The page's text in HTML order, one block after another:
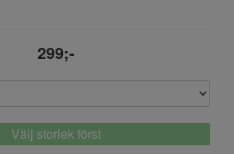
299;-
Välj storlek först